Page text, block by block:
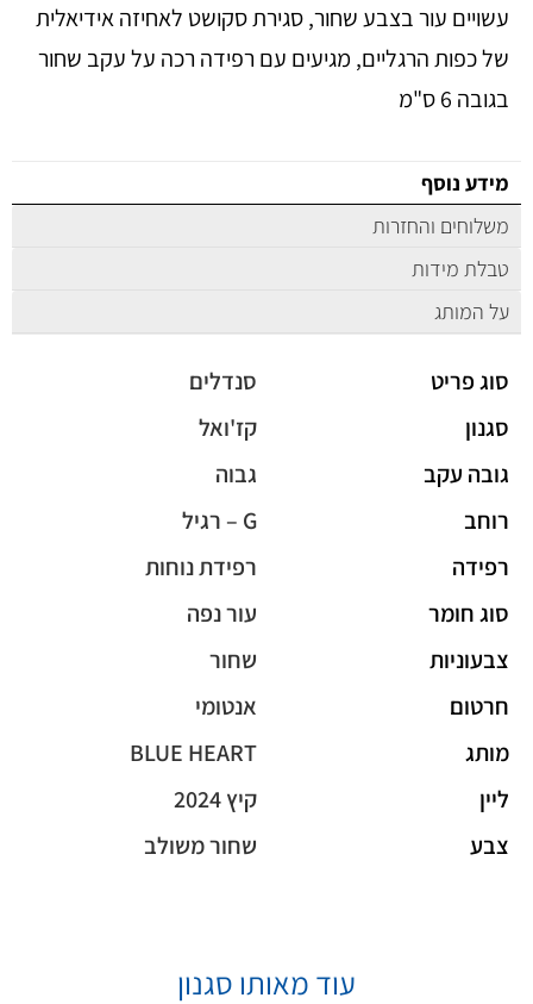
עשויים עור בצבע שחור, סגירת סקושט לאחיזה אידיאלית
של כפות הרגליים, מגיעים עם רפידה רכה על עקב שחור
בגובה 6 ס"מ
מידע נוסף
משלוחים והחזרות
טבלת מידות
על המותג
סוג פריט
סנדלים
סגנון
קז'ואל
גובה עקב
גבוה
רוחב
G – רגיל
רפידה
רפידת נוחות
סוג חומר
עור נפה
צבעוניות
שחור
חרטום
אנטומי
מותג
BLUE HEART
ליין
קיץ 2024
צבע
שחור משולב
עוד מאותו סגנון